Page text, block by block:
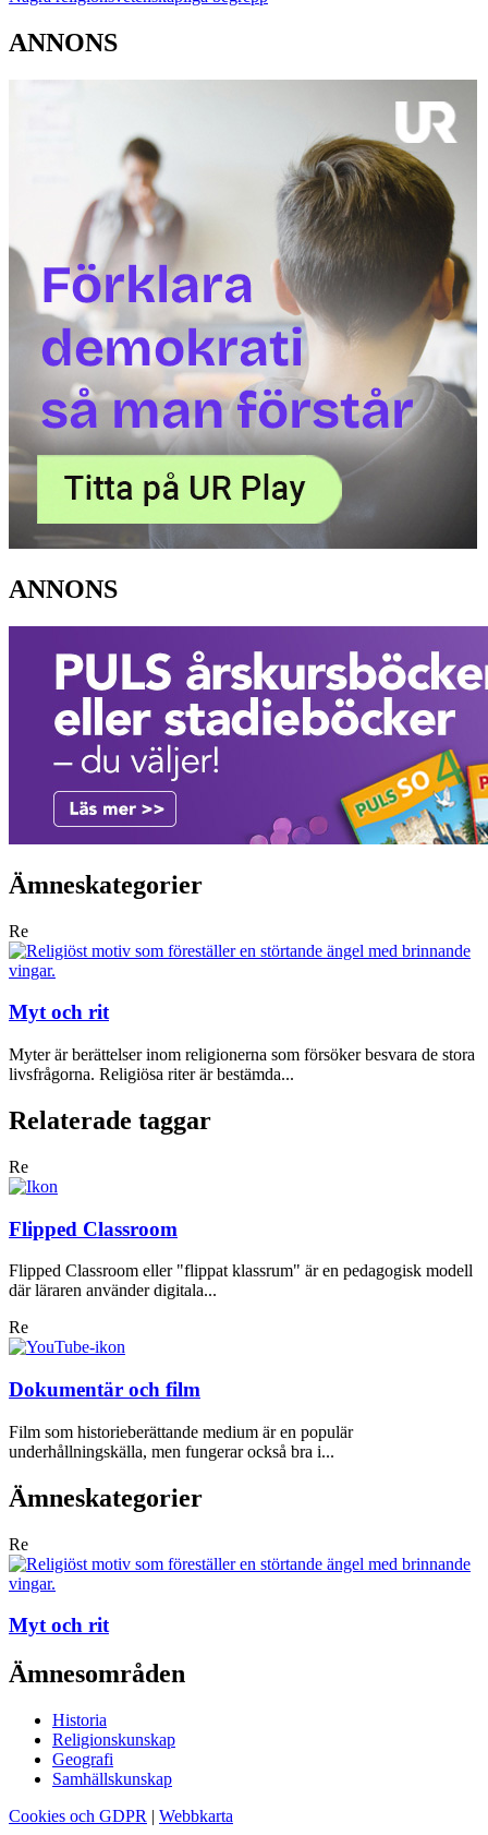
ANNONS
ANNONS
Ämneskategorier
Re
Myt och rit
Myter är berättelser inom religionerna som försöker besvara de stora
livsfrågorna. Religiösa riter är bestämda...
Relaterade taggar
Re
Flipped Classroom
Flipped Classroom eller "flippat klassrum" är en pedagogisk modell
där läraren använder digitala...
Re
Dokumentär och film
Film som historieberättande medium är en populär
underhållningskälla, men fungerar också bra i...
Ämneskategorier
Re
Myt och rit
Ämnesområden
Historia
Religionskunskap
Geografi
Samhällskunskap
Cookies och GDPR | Webbkarta